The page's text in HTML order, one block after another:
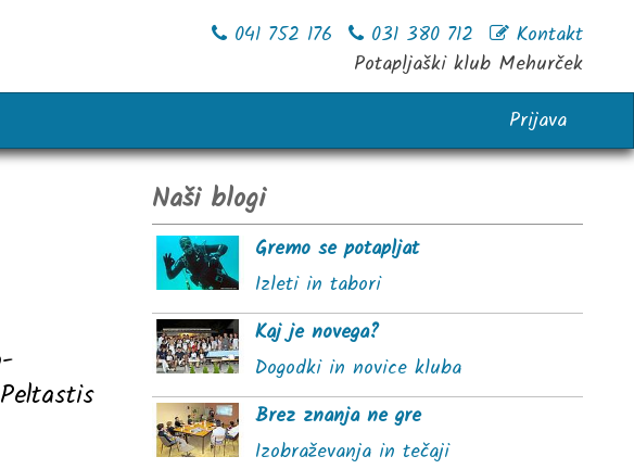
Kontakt
031 380 712
041 752 176
Potapljaški klub Mehurček
Prijava
Naši blogi
Gremo se potapljat
Izleti in tabori
Kaj je novega?
Dogodki in novice kluba
Brez znanja ne gre
Izobraževanja in tečaji